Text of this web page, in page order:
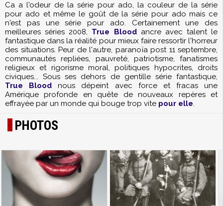
Ca a l'odeur de la série pour ado, la couleur de la série
pour ado et même le goût de la série pour ado mais ce
n'est pas une série pour ado. Certainement une des
meilleures séries 2008, True Bloodancre avec talent le
fantastique dans la réalité pour mieux faire ressortir l'horreur
des situations. Peur de l'autre, paranoïa post 11 septembre,
communautés repliées, pauvreté, patriotisme, fanatismes
religieux et rigorisme moral, politiques hypocrites, droits
civiques... Sous ses dehors de gentille série fantastique,
True Blood nous dépeint avec force et fracas une
Amérique profonde en quête de nouveaux repères et
effrayée par un monde qui bouge trop vite pour elle.
PHOTOS